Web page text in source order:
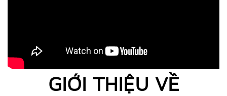
GIỚI THIỆU VỀ